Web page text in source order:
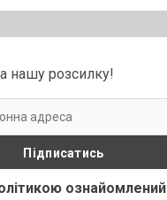
нашу розсилку!
ознайомлений